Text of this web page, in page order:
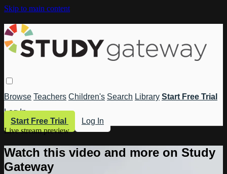
Skip to main content
Browse Teachers Children's Search Library Start Free Trial
Log In
Start Free Trial
Log In
Live stream preview
Watch this video and more on Study
Gateway